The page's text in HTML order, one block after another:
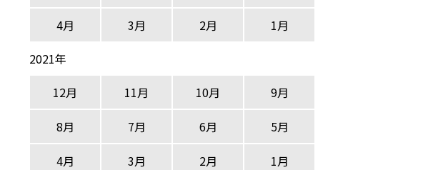
4月
3月 2月
1月
2021年
12月
11月 10月
9月
8月
7月 6月
5月
4月
3月 2月
1月